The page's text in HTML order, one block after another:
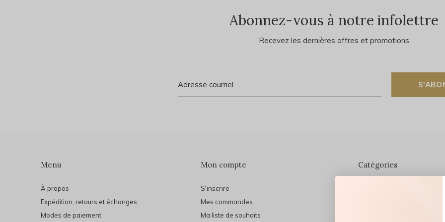
Abonnez-vous à notre infolettre
Recevez les dernières offres et promotions
Menu
À propos
Expédition, retours et échanges
Modes de paiement
Mon compte
S'inscrire
Mes commandes
Ma liste de souhaits
Catégories